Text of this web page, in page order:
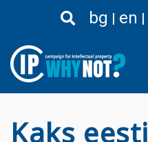
bg en
Kaks eesti